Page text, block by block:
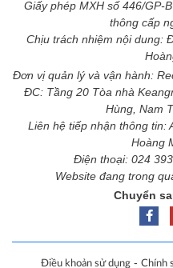
Giấy phép MXH số 446/GP-
thông cấp
Chịu trách nhiệm nội dung:
Đơn vị quản lý và vận hành:
ĐC: Tầng 20 Tòa nhà
Hùng, Nam
Liên hệ tiếp nhận thông tin:
Hoàng
Điện thoại: 024
Website đang trong
Chuyển
Điều khoản sử dụng- Chính